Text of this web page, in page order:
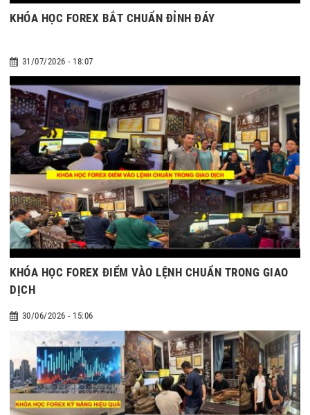
KHÓA HỌC FOREX BẮT CHUẨN ĐỈNH ĐÁY
31/07/2026 - 18:07
KHÓA HỌC FOREX ĐIỂM VÀO LỆNH CHUẨN TRONG GIAO
DỊCH
30/06/2026 - 15:06